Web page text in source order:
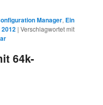
Manager, Ein
|Verschlagwortet mit
64k-